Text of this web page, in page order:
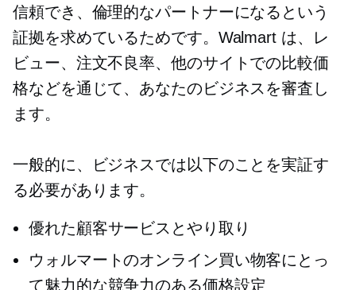
信頼でき、倫理的なパートナーになるという
証拠を求めているためです。Walmart は、レ
ビュー、注文不良率、他のサイトでの比較価
格などを通じて、あなたのビジネスを審査し
ます。
一般的に、ビジネスでは以下のことを実証す
る必要があります。
優れた顧客サービスとやり取り
ウォルマートのオンライン買い物客にとっ
て魅力的な競争力のある価格設定